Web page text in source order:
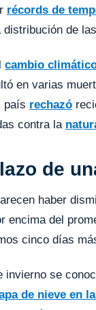
récords de
de
cambio
en varias
país rechazó
contra la
de
haber
encima del
cinco días
invierno se
de nieve en